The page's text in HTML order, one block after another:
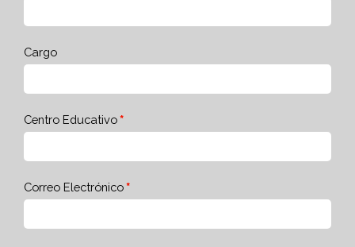
Cargo
Centro Educativo
Correo Electrónico